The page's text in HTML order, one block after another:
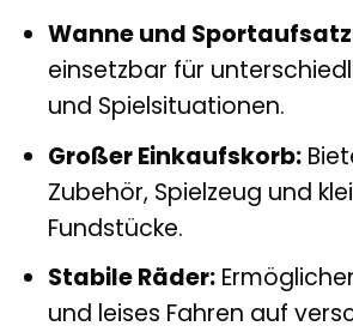
Wanne und
einsetzbar für
und Spielsituationen.
Großer Einkaufskorb:
Zubehör, Spielzeug und
Fundstücke.
Stabile Räder:
und leises Fahren auf